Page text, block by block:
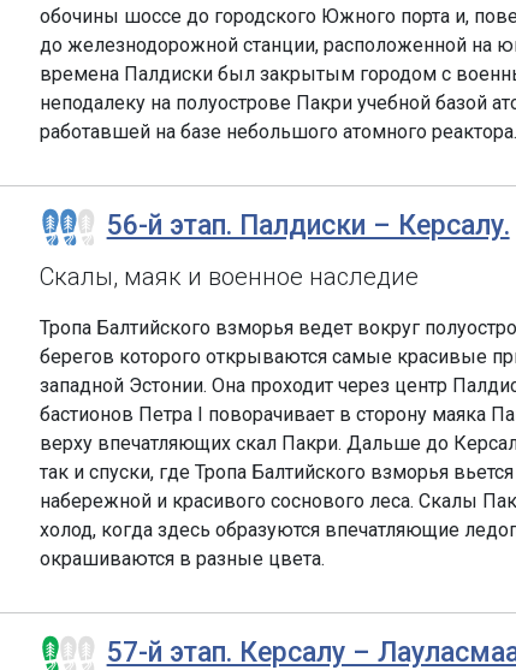
обочины шоссе до городского Южного порта и,
до железнодорожной станции, расположенной на
времена Палдиски был закрытым городом с
неподалеку на полуострове Пакри учебной базой
работавшей на базе небольшого атомного реактора.
56-й этап. Палдиски – Керсалу.
Скалы, маяк и военное наследие
Тропа Балтийского взморья ведет вокруг
берегов которого открываются самые красивые
западной Эстонии. Она проходит через центр
бастионов Петра I поворачивает в сторону маяка
верху впечатляющих скал Пакри. Дальше до
так и спуски, где Тропа Балтийского взморья
набережной и красивого соснового леса. Скалы
холод, когда здесь образуются впечатляющие
окрашиваются в разные цвета.
57-й этап. Керсалу –